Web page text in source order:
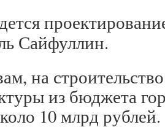
Сайфуллин.
на
из бюджета
10 млрд рублей.